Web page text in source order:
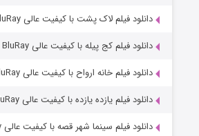
دانلود فیلم لاک پشت با کیفیت عالی BluRay
دانلود فیلم کج‌ پیله با کیفیت عالی BluRay
دانلود فیلم خانه ارواح با کیفیت عالی BluRay
دانلود فیلم یازده یازده با کیفیت عالی BluRay
دانلود فیلم سینما شهر قصه با کیفیت عالی BluRay